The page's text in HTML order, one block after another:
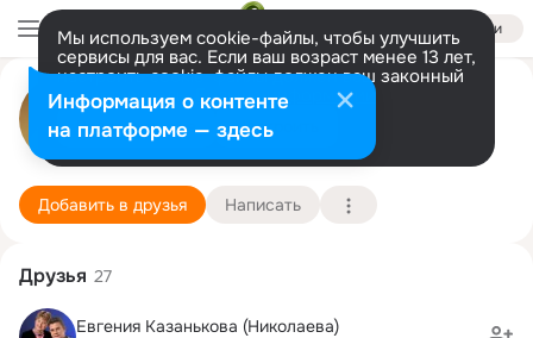
Войти
Мы используем cookie-файлы, чтобы улучшить
сервисы для вас. Если ваш возраст менее 13 лет,
настроить cookie-файлы должен ваш законный
представитель. Больше информации
Разрешить все Настроить
Александр Пикселькин
Москва 21 июня (39 лет)
Подробнее
Добавить в друзья Написать
Друзья 27
Евгения Казанькова (Николаева)
Информация о контенте
на платформе — здесь